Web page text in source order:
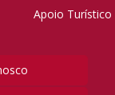
Apoio Turístico